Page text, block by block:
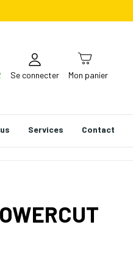
Se connecter Mon panier
Services Contact